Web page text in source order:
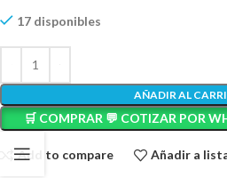
17 disponibles
AÑADIR AL
🛒 COMPRAR 💬 COTIZAR POR
Add to compare Añadir a